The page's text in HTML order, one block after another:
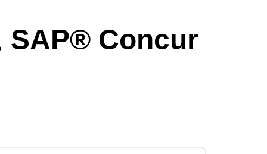
Singapore (English)
SAP® Concur